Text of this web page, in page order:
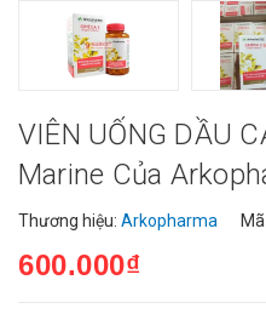
VIÊN UỐNG DẦU
Marine Của
Thương hiệu: Arkopharma
600.000₫